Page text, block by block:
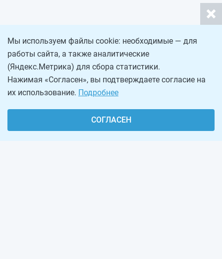
Мы используем файлы cookie: необходимые — для
работы сайта, а также аналитические
(Яндекс.Метрика) для сбора статистики.
Нажимая «Согласен», вы подтверждаете согласие на
их использование. Подробнее
СОГЛАСЕН